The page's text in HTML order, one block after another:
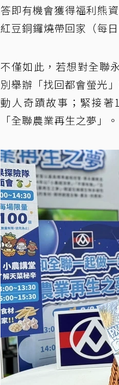
答即有機會獲得福利熊
紅豆銅鑼燒帶回家（每
不僅如此，若想對全聯
別舉辦「找回都會螢光
動人奇蹟故事；緊接
「全聯農業再生之夢」。